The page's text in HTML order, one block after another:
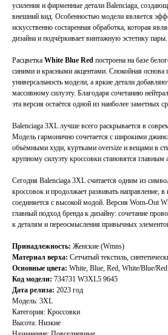
усиления и фирменные детали Balenciaga,
внешний вид. Особенностью модели является
искусственно состаренная обработка, которая
дизайна и подчёркивает винтажную эстетику пары.
Расцветка White Blue Red построена на базе
синими и красными акцентами. Спокойная основа
универсальность модели, а яркие детали
массивному силуэту. Благодаря сочетанию
эта версия остаётся одной из наиболее заметных
Balenciaga 3XL лучше всего раскрывается в
Модель гармонично сочетается с широкими
объёмными худи, куртками oversize и вещами в
крупному силуэту кроссовки становятся главным
Сегодня Balenciaga 3XL считается одним из
кроссовок и продолжает развивать направление, в
соединяется с высокой модой. Версия Worn-Out
главный подход бренда к дизайну: сочетание
к деталям и переосмысления привычных
Принадлежность: Женские (Wmns)
Материал верха: Сетчатый текстиль,
Основные цвета: White, Blue, Red, White/Blue/Red
Код модели: 734731 W3XL5 9645
Дата релиза: 2023 год
Модель: 3XL
Категория: Кроссовки
Высота: Низкие
TELEGRAM